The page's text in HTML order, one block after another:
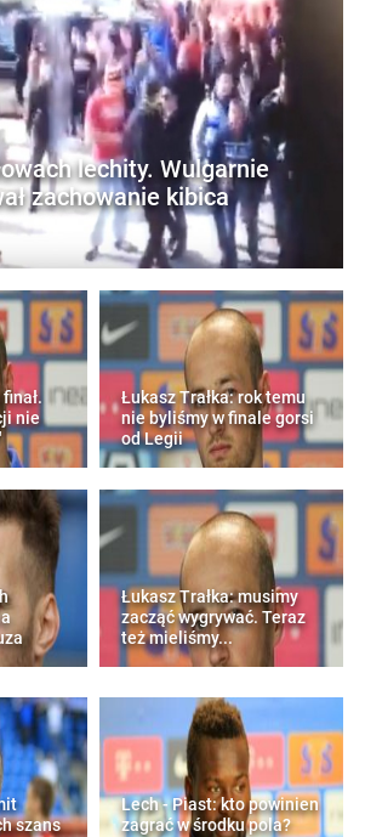
lechity. Wulgarnie
zachowanie kibica
nie
Łukasz Trałka: rok temu
nie byliśmy w finale gorsi
od Legii
Łukasz Trałka: musimy
zacząć wygrywać. Teraz
też mieliśmy...
szans
Lech - Piast: kto powinien
zagrać w środku pola?